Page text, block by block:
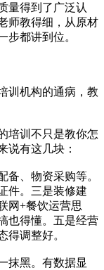
量得到了广泛认
师教得细，从原材
步都讲到位。
训机构的通病，教
培训不只是教你怎
说有这几块：
备、物资采购等。
件。三是装修建
网+餐饮运营思
也得懂。五是经营
得调整好。
抹黑。有数据显